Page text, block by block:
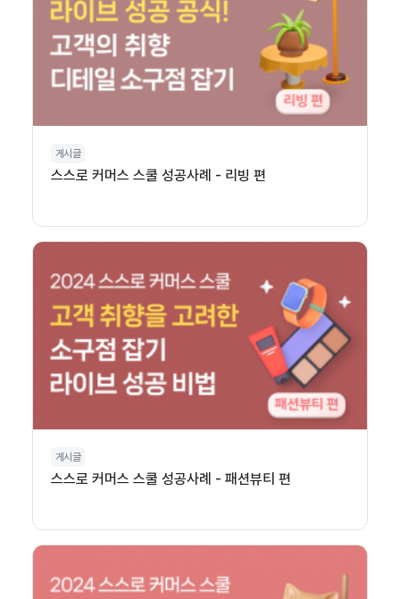
게시글
스스로 커머스 스쿨 성공사례 - 리빙 편
게시글
스스로 커머스 스쿨 성공사례 - 패션뷰티 편